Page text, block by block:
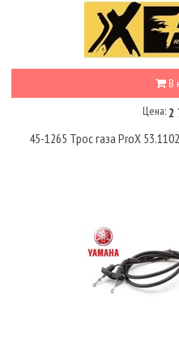
В
Цена: 2
45-1265 Трос газа ProX